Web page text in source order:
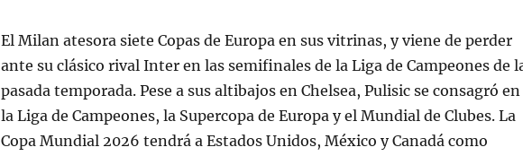
El Milan atesora siete Copas de Europa en sus vitrinas, y viene de perder
ante su clásico rival Inter en las semifinales de la Liga de Campeones de
pasada temporada. Pese a sus altibajos en Chelsea, Pulisic se consagró en
la Liga de Campeones, la Supercopa de Europa y el Mundial de Clubes. La
Copa Mundial 2026 tendrá a Estados Unidos, México y Canadá como